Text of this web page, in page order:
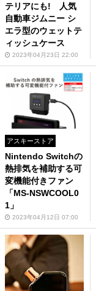
テリアにも! 人気
自動車ジムニー シ
エラ型のウェットテ
ィッシュケース
2023年04月23日 22:00
アスキーストア
Nintendo Switchの
熱排気を補助する可
変機能付きファン
「MS-NSWCOOL0
1」
2023年04月12日 07:00